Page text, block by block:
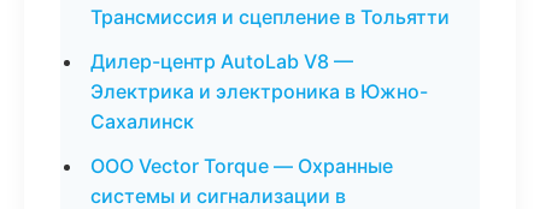
Трансмиссия и сцепление в Тольятти
Дилер-центр AutoLab V8 —
Электрика и электроника в Южно-
Сахалинск
ООО Vector Torque — Охранные
системы и сигнализации в